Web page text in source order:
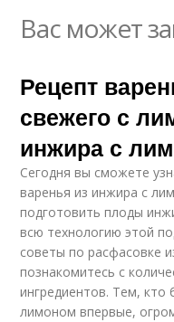
Вас может
Рецепт
свежего с
инжира с
Сегодня вы сможете
варенья из инжира с
подготовить плоды
всю технологию этой
советы по расфасовке
познакомитесь с
ингредиентов. Тем, кто
лимоном впервые,